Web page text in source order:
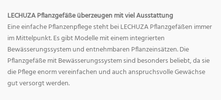
LECHUZA Pflanzgefäße überzeugen mit viel Ausstattung
Eine einfache Pflanzenpflege steht bei LECHUZA Pflanzgefäßen immer
im Mittelpunkt. Es gibt Modelle mit einem integrierten
Bewässerungssystem und entnehmbaren Pflanzeinsätzen. Die
Pflanzgefäße mit Bewässerungssystem sind besonders beliebt, da sie
die Pflege enorm vereinfachen und auch anspruchsvolle Gewächse
gut versorgt werden.